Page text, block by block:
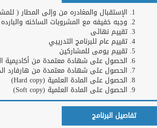
الإستقبال والمغادره من وإلى المطار (
وجبه خفيفه مع المشروبات الساخنه والبارده
تقييم نهائى
تقييم عام للبرنامج التدريبي
تقييم يومى للمشاركين
الحصول على شهادة معتمدة من أكاديمية
الحصول على شهادة معتمدة من هارفارد
الحصول على المادة العلمية (Hard copy)
الحصول على المادة العلمية (Soft copy)
تفاصيل البرنامج